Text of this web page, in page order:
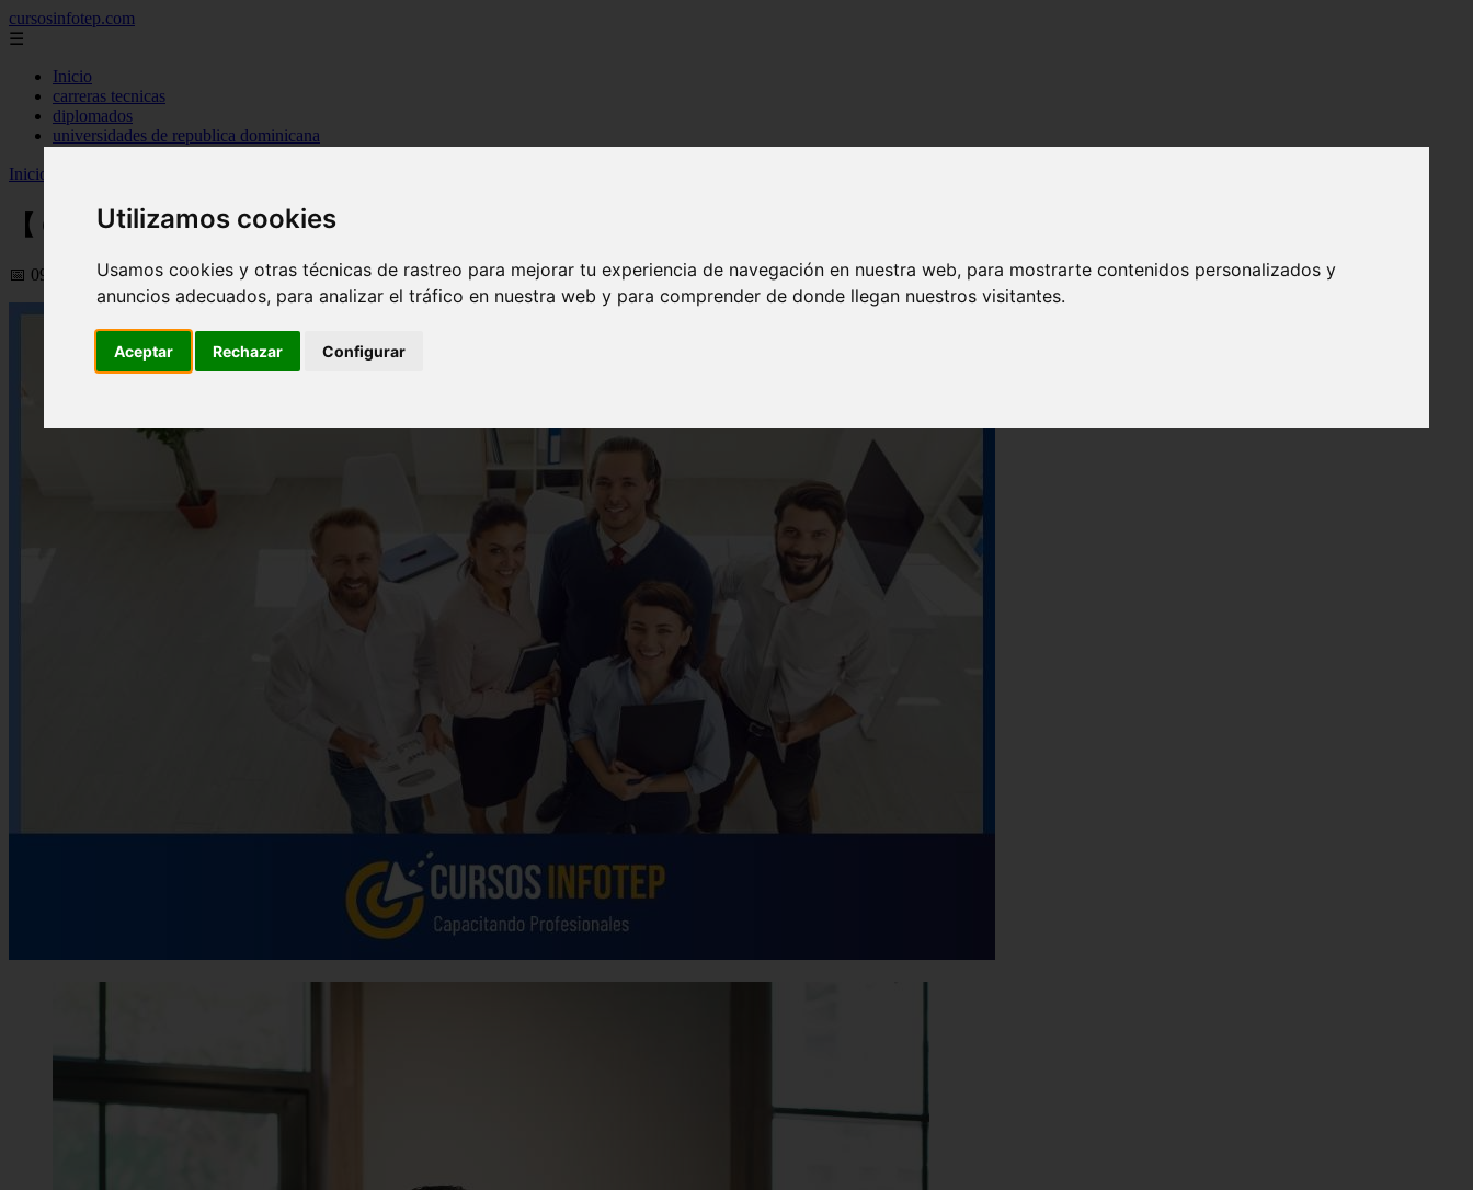
Utilizamos cookies
Usamos cookies y otras técnicas de rastreo para mejorar tu experiencia de navegación en nuestra web, para mostrarte contenidos personalizados y
anuncios adecuados, para analizar el tráfico en nuestra web y para comprender de donde llegan nuestros visitantes.
Aceptar Rechazar Configurar
cursosinfotep.com
☰
Inicio
carreras tecnicas
diplomados
universidades de republica dominicana
Inicio
【 Curso de Ventas Infotep 2026 】|»» ¡Inscríbete Hoy!««|
📅 09/09/2025